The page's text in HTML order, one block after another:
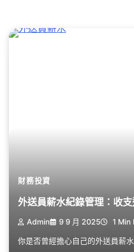
財務投資
外送員薪水紀錄管理：收
Admin 9 9 月 2025 1 Min
你是否曾經擔心自己的外送員薪